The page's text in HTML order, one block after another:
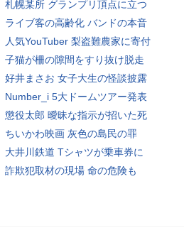
札幌某所 グランプリ頂点に立つ
ライブ客の高齢化 バンドの本音
人気YouTuber 梨盗難農家に寄付
子猫が柵の隙間をすり抜け脱走
好井まさお 女子大生の怪談披露
Number_i 5大ドームツアー発表
懲役太郎 曖昧な指示が招いた死
ちいかわ映画 灰色の島民の罪
大井川鉄道 Tシャツが乗車券に
詐欺犯取材の現場 命の危険も